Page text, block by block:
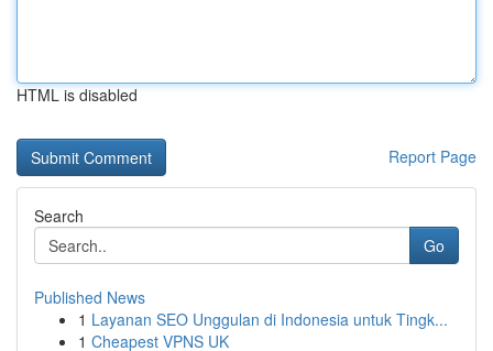
HTML is disabled
Report Page
Search
Go
Published News
1 Layanan SEO Unggulan di Indonesia untuk Tingk...
1 Cheapest VPNS UK